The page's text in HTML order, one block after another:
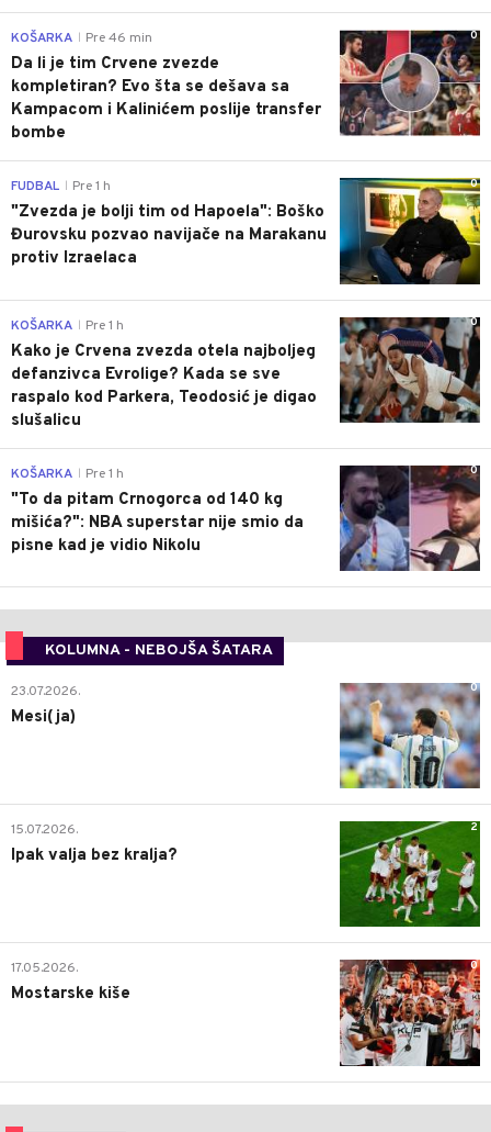
0
KOŠARKA Pre 46 min
Da li je tim Crvene zvezde
kompletiran? Evo šta se dešava sa
Kampacom i Kalinićem poslije transfer
bombe
0
FUDBAL Pre 1 h
"Zvezda je bolji tim od Hapoela": Boško
Đurovsku pozvao navijače na Marakanu
protiv Izraelaca
0
KOŠARKA Pre 1 h
Kako je Crvena zvezda otela najboljeg
defanzivca Evrolige? Kada se sve
raspalo kod Parkera, Teodosić je digao
slušalicu
0
KOŠARKA Pre 1 h
"To da pitam Crnogorca od 140 kg
mišića?": NBA superstar nije smio da
pisne kad je vidio Nikolu
KOLUMNA - NEBOJŠA ŠATARA
0
23.07.2026.
Mesi(ja)
2
15.07.2026.
Ipak valja bez kralja?
0
17.05.2026.
Mostarske kiše